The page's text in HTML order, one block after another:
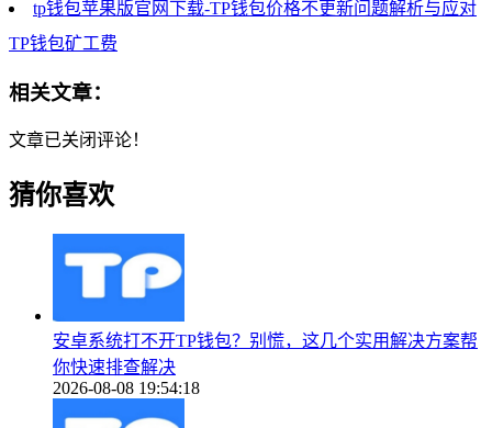
tp钱包苹果版官网下载-TP钱包价格不更新问题解析与应对
TP钱包矿工费
相关文章：
文章已关闭评论！
猜你喜欢
安卓系统打不开TP钱包？别慌，这几个实用解决方案帮
你快速排查解决
2026-08-08 19:54:18